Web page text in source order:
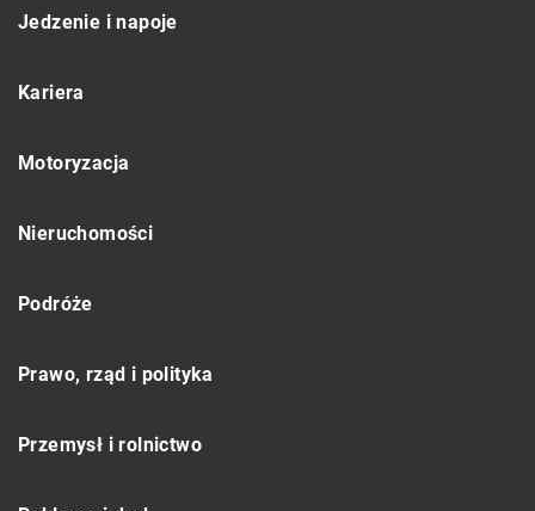
Jedzenie i napoje
Kariera
Motoryzacja
Nieruchomości
Podróże
Prawo, rząd i polityka
Przemysł i rolnictwo